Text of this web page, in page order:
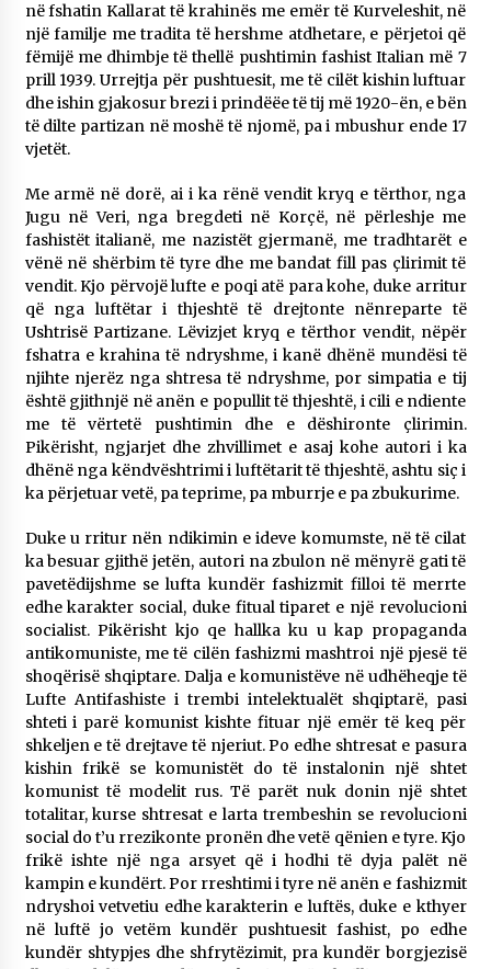
në fshatin Kallarat të krahinës me emër të Kurveleshit, në
një familje me tradita të hershme atdhetare, e përjetoi që
fëmijë me dhimbje të thellë pushtimin fashist Italian më 7
prill 1939. Urrejtja për pushtuesit, me të cilët kishin luftuar
dhe ishin gjakosur brezi i prindëëe të tij më 1920-ën, e bën
të dilte partizan në moshë të njomë, pa i mbushur ende 17
vjetët.
Me armë në dorë, ai i ka rënë vendit kryq e tërthor, nga
Jugu në Veri, nga bregdeti në Korçë, në përleshje me
fashistët italianë, me nazistët gjermanë, me tradhtarët e
vënë në shërbim të tyre dhe me bandat fill pas çlirimit të
vendit. Kjo përvojë lufte e poqi atë para kohe, duke arritur
që nga luftëtar i thjeshtë të drejtonte nënreparte të
Ushtrisë Partizane. Lëvizjet kryq e tërthor vendit, nëpër
fshatra e krahina të ndryshme, i kanë dhënë mundësi të
njihte njerëz nga shtresa të ndryshme, por simpatia e tij
është gjithnjë në anën e popullit të thjeshtë, i cili e ndiente
me të vërtetë pushtimin dhe e dëshironte çlirimin.
Pikërisht, ngjarjet dhe zhvillimet e asaj kohe autori i ka
dhënë nga këndvështrimi i luftëtarit të thjeshtë, ashtu siç i
ka përjetuar vetë, pa teprime, pa mburrje e pa zbukurime.
Duke u rritur nën ndikimin e ideve komumste, në të cilat
ka besuar gjithë jetën, autori na zbulon në mënyrë gati të
pavetëdijshme se lufta kundër fashizmit filloi të merrte
edhe karakter social, duke fitual tiparet e një revolucioni
socialist. Pikërisht kjo qe hallka ku u kap propaganda
antikomuniste, me të cilën fashizmi mashtroi një pjesë të
shoqërisë shqiptare. Dalja e komunistëve në udhëheqje të
Lufte Antifashiste i trembi intelektualët shqiptarë, pasi
shteti i parë komunist kishte fituar një emër të keq për
shkeljen e të drejtave të njeriut. Po edhe shtresat e pasura
kishin frikë se komunistët do të instalonin një shtet
komunist të modelit rus. Të parët nuk donin një shtet
totalitar, kurse shtresat e larta trembeshin se revolucioni
social do t’u rrezikonte pronën dhe vetë qënien e tyre. Kjo
frikë ishte një nga arsyet që i hodhi të dyja palët në
kampin e kundërt. Por rreshtimi i tyre në anën e fashizmit
ndryshoi vetvetiu edhe karakterin e luftës, duke e kthyer
në luftë jo vetëm kundër pushtuesit fashist, po edhe
kundër shtypjes dhe shfrytëzimit, pra kundër borgjezisë